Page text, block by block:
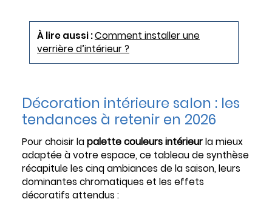
À lire aussi :Comment installer une
verrière d’intérieur ?
Décoration intérieure salon : les
tendances à retenir en 2026
Pour choisir lapalette couleurs intérieurla mieux
adaptée à votre espace, ce tableau de synthèse
récapitule les cinq ambiances de la saison, leurs
dominantes chromatiques et les effets
décoratifs attendus :